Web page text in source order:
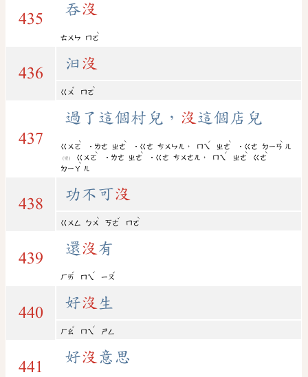
435
吞沒
ㄊㄨㄣ ㄇㄛ
ˋ
436
汩 沒
ㄍㄨ
ˇ
ㄇㄛ
ˋ
437
過了這個村兒， 沒 這個店兒
ㄍㄨㄛ
ˋ
˙ㄌㄜ ㄓㄜ
ˋ
˙ㄍㄜ ㄘㄨㄣㄦ ， ㄇㄟ
ˊ
ㄓㄜ
ˋ
˙ㄍㄜ ㄉㄧㄢ
ˋ
ㄦ
(變) ㄍㄨㄛ
ˋ
˙ㄌㄜ ㄓㄜ
ˋ
˙ㄍㄜ ㄘㄨㄜㄦ ， ㄇㄟ
ˊ
ㄓㄜ
ˋ
ㄍㄜ
ˋ
ㄉㄧㄚ
ˋ
ㄦ
438
功不可沒
ㄍㄨㄥ ㄅㄨ
ˋ
ㄎㄜ
ˇ
ㄇㄛ
ˋ
439
還沒 有
ㄏㄞ
ˊ
ㄇㄟ
ˊ
ㄧㄡ
ˇ
440
好沒 生
ㄏㄠ
ˇ
ㄇㄟ
ˊ
ㄕㄥ
441
好沒 意思